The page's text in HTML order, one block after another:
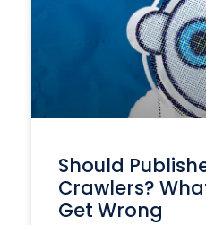
Should
Crawlers?
Get Wrong